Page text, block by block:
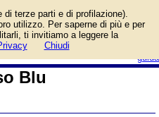
guida
Phoenix Dorso Blu e
prezzo di vendita.
Blu
terze parti e di profilazione).
utilizzo. Per saperne di più e per
ti invitiamo a leggere la
Chiudi